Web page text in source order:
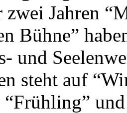
Jahren
Bühne”
und
steht auf
“Frühling”